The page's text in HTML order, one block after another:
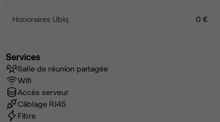
Honoraires Ubiq 0 €
Services
Salle de réunion partagée
Wifi
Accès serveur
Câblage RJ45
Fibre